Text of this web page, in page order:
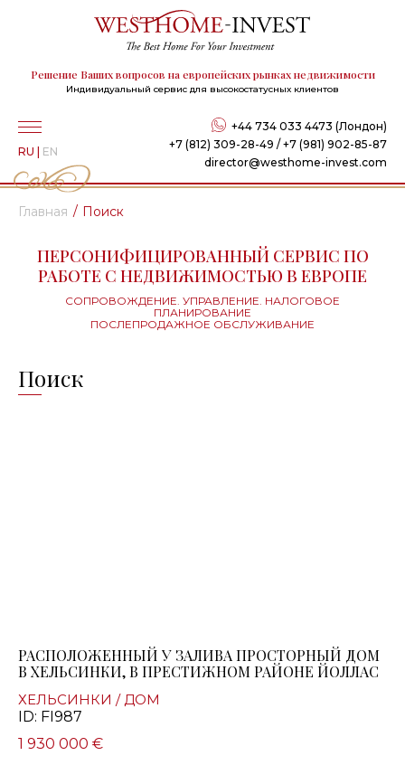
Решение Ваших вопросов на европейских рынках недвижимости
Индивидуальный сервис для высокостатусных клиентов
+44 734 033 4473 (Лондон)
+7 (812) 309-28-49 / +7 (981) 902-85-87
director@westhome-invest.com
RU | EN
Главная Поиск
ПЕРСОНИФИЦИРОВАННЫЙ СЕРВИС ПО
РАБОТЕ С НЕДВИЖИМОСТЬЮ В ЕВРОПЕ
СОПРОВОЖДЕНИЕ. УПРАВЛЕНИЕ. НАЛОГОВОЕ
ПЛАНИРОВАНИЕ
ПОСЛЕПРОДАЖНОЕ ОБСЛУЖИВАНИЕ
Поиск
РАСПОЛОЖЕННЫЙ У ЗАЛИВА ПРОСТОРНЫЙ ДОМ
В ХЕЛЬСИНКИ, В ПРЕСТИЖНОМ РАЙОНЕ ЙОЛЛАС
ХЕЛЬСИНКИ / ДОМ
ID: FI987
1 930 000 €